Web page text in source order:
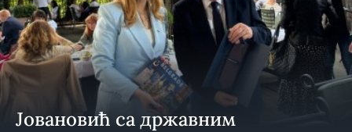
Јовановић са државним